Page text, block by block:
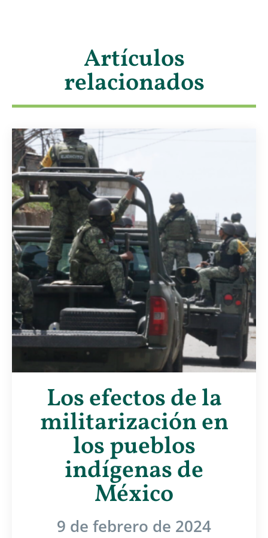
Artículos
relacionados
Los efectos de la
militarización en
los pueblos
indígenas de
México
9 de febrero de 2024